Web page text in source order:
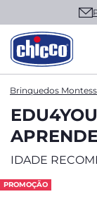
Brinquedos
IDADE
PROMOÇÃO